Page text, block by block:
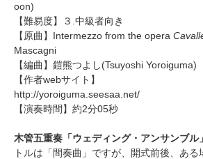
oon)
【難易度】３.中級者向き
【原曲】 Intermezzo from the opera
Mascagni
【編曲】 鎧熊つよし(Tsuyoshi Yoroiguma)
【作者webサイト】
http://yoroiguma.seesaa.net/
【演奏時間】約2分05秒
木管五重奏「ウェディング・アンサンブル
トルは「間奏曲」ですが、開式前後、あ